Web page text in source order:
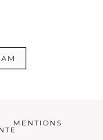
MENTIONS